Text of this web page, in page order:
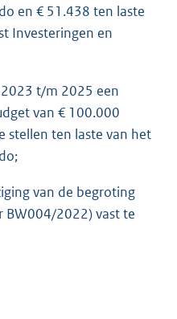
en € 51.438 ten laste
Investeringen en
t/m 2025 een
van € 100.000
stellen ten laste van het
van de begroting
2022) vast te